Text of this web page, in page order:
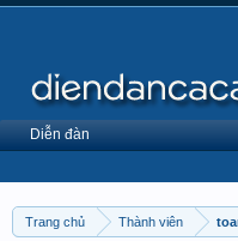
Trang chủ Thành viên
Diễn đàn